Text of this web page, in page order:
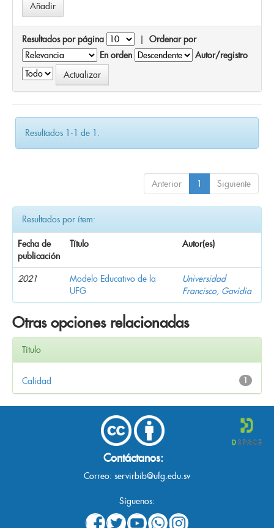
Resultados por página | Ordenar por
En orden
Autor/registro
Resultados 1-1 de 1.
Anterior 1 Siguiente
Resultados por ítem:
Fecha de
publicación
Título Autor(es)
2021
Modelo Educativo de la
UFG
Universidad
Francisco, Gavidia
Otras opciones relacionadas
Título
1
Calidad
Contáctanos:
Correo: servirbib@ufg.edu.sv
Síguenos: